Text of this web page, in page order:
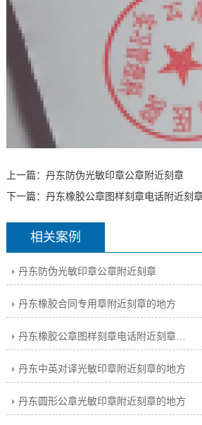
上一篇： 丹东防伪光敏印章公章附近刻章
下一篇： 丹东橡胶公章图样刻章电话附近刻
相关案例
丹东防伪光敏印章公章附近刻章
丹东橡胶合同专用章附近刻章的地方
丹东橡胶公章图样刻章电话附近刻章的地方
丹东中英对译光敏印章附近刻章的地方
丹东圆形公章光敏印章附近刻章的地方